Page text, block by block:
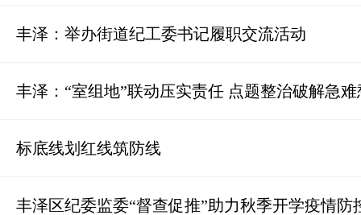
丰泽：举办街道纪工委书记履职交流活动
丰泽：“室组地”联动压实责任 点题整治破解急难
标底线划红线筑防线
丰泽区纪委监委“督查促推”助力秋季开学疫情防